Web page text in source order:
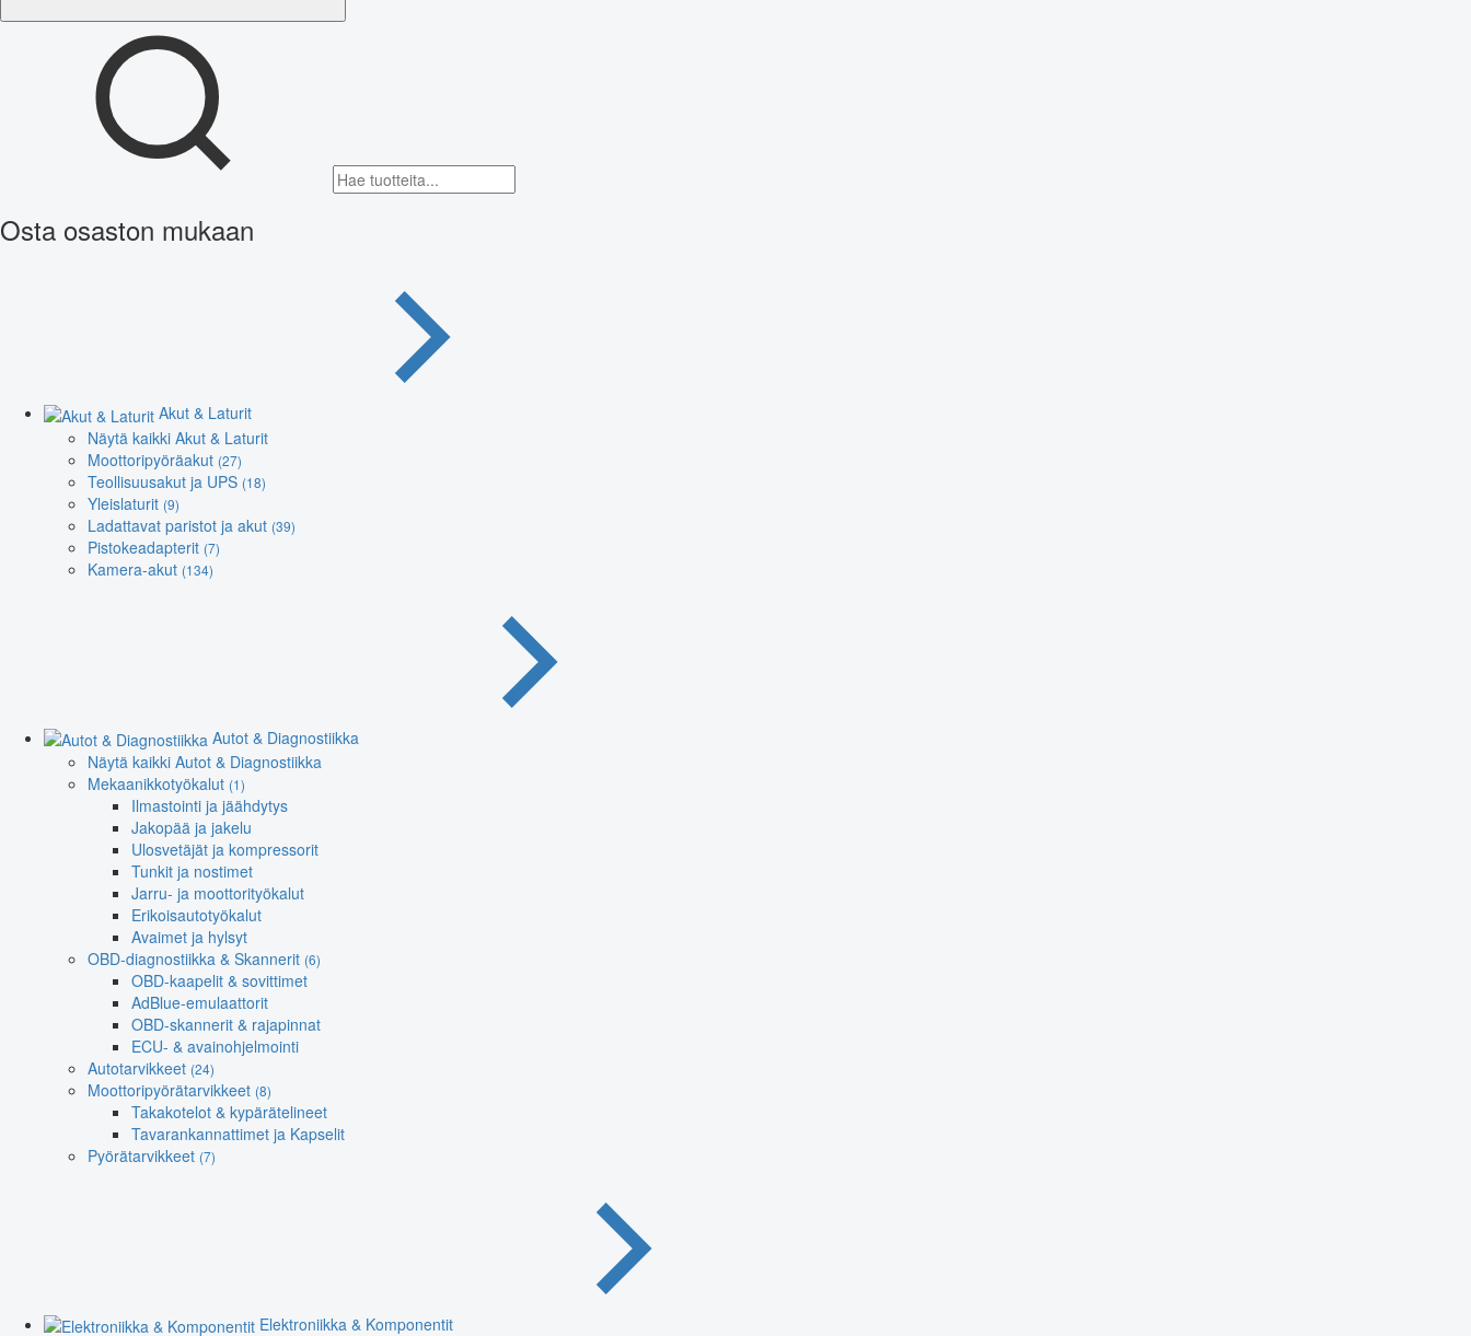
Osta osaston mukaan
Akut & Laturit
Näytä kaikki Akut & Laturit
Moottoripyöräakut (27)
Teollisuusakut ja UPS (18)
Yleislaturit (9)
Ladattavat paristot ja akut (39)
Pistokeadapterit (7)
Kamera-akut (134)
Autot & Diagnostiikka
Näytä kaikki Autot & Diagnostiikka
Mekaanikkotyökalut (1)
Ilmastointi ja jäähdytys
Jakopää ja jakelu
Ulosvetäjät ja kompressorit
Tunkit ja nostimet
Jarru- ja moottorityökalut
Erikoisautotyökalut
Avaimet ja hylsyt
OBD-diagnostiikka & Skannerit (6)
OBD-kaapelit & sovittimet
AdBlue-emulaattorit
OBD-skannerit & rajapinnat
ECU- & avainohjelmointi
Autotarvikkeet (24)
Moottoripyörätarvikkeet (8)
Takakotelot & kypärätelineet
Tavarankannattimet ja Kapselit
Pyörätarvikkeet (7)
Elektroniikka & Komponentit